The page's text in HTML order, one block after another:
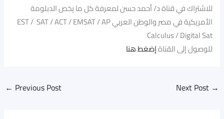
للاشتراك في قناة د/ أحمد حسن لمعرفة كل ما يخص الدبلومة
الأمريكية في مصر والوطن العربي EST / SAT / ACT / EMSAT / AP
Calculus / Digital Sat
للوصول إلى القناةإضغط هنا
← Previous Post Next Post →